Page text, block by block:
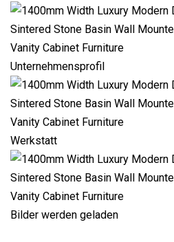
Unternehmensprofil
Werkstatt
Bilder werden geladen